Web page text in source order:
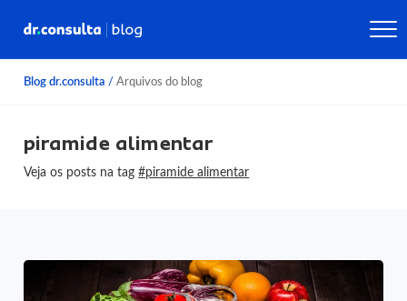
Blog dr.consulta / Arquivos do blog
piramide alimentar
Veja os posts na tag#piramide alimentar